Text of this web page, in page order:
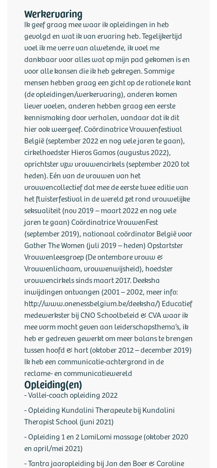
Werkervaring
Ik geef graag mee waar ik opleidingen in heb
gevolgd en wat ik van ervaring heb. Tegelijkertijd
voel ik me verre van alwetende, ik voel me
dankbaar voor alles wat op mijn pad gekomen is en
voor alle kansen die ik heb gekregen. Sommige
mensen hebben graag een zicht op de rationele kant
(de opleidingen/werkervaring), anderen komen
liever voelen, anderen hebben graag een eerste
kennismaking door verhalen, vandaar dat ik dit
hier ook weergeef. Coördinatrice Vrouwenfestival
België (september 2022 en nog vele jaren te gaan),
cirkelhoedster Hieros Gamos (augustus 2022),
oprichtster vzw vrouwencirkels (september 2020 tot
heden). Eén van de vrouwen van het
vrouwencollectief dat mee de eerste twee editie van
het fluisterfestival in de wereld zet rond vrouwelijke
seksualiteit (nov 2019 – maart 2022 en nog vele
jaren te gaan) Coördinatrice VrouwenFest
(september 2019), nationaal coördinator België voor
Gather The Women (juli 2019 – heden) Opstartster
Vrouwenleesgroep (De ontembare vrouw &
Vrouwenlichaam, vrouwenwijsheid), hoedster
vrouwencirkels sinds maart 2017. Deeksha
inwijdingen ontvangen (2001 – 2002, meer info:
http://www.onenessbelgium.be/deeksha/) Educatief
medewerkster bij CNO Schoolbeleid & CVA waar ik
mee vorm mocht geven aan leiderschapsthema’s, ik
heb er gedreven gewerkt om meer balans te brengen
tussen hoofd & hart (oktober 2012 – december 2019)
Ik heb een communicatie-achtergrond in de
reclame- en communicatiewereld
Opleiding(en)
- Vallei-coach opleiding 2022
- Opleiding Kundalini Therapeute bij Kundalini
Therapist School (juni 2021)
- Opleiding 1 en 2 LomiLomi massage (oktober 2020
en april/mei 2021)
- Tantra jaaropleiding bij Jan den Boer & Caroline